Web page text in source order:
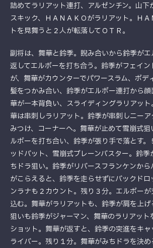
詰めてラリアット連打、アルゼンチン。山下
スキック、ＨＡＮＡＫＯがラリアット。Ｈ
トを見舞うと２人が転落してＯＴＲ。
副将は、舞華と鈴季。睨み合いから鈴季が
返してエルボーを打ち合う。鈴季がフェイ
が、舞華がカウンターでパワースラム、ボデ
髪をつかみ合い、鈴季がエルボー連打から
華が一本背負い、スライディングラリアッ
華は串刺しラリアット。鈴季が串刺しニー
みつけ、コーナーへ。舞華が止めて雪崩式
ルボーを打ち合い、鈴季が張り手で落とす
ッドバット、雪崩式ブレーンバスター。鈴
ちドラ狙い。鈴季がリバースフランケンか
がこらえると、鈴季を走らせずにバックドロ
ンラナも２カウント。残り３分。エルボー
込む。舞華がラリアットも、鈴季が肩を上
狙いも鈴季がジャーマン、舞華のラリアット
ショット。舞華が返すと、鈴季の突進をキ
ライバー。残り１分。舞華がみちドラを決